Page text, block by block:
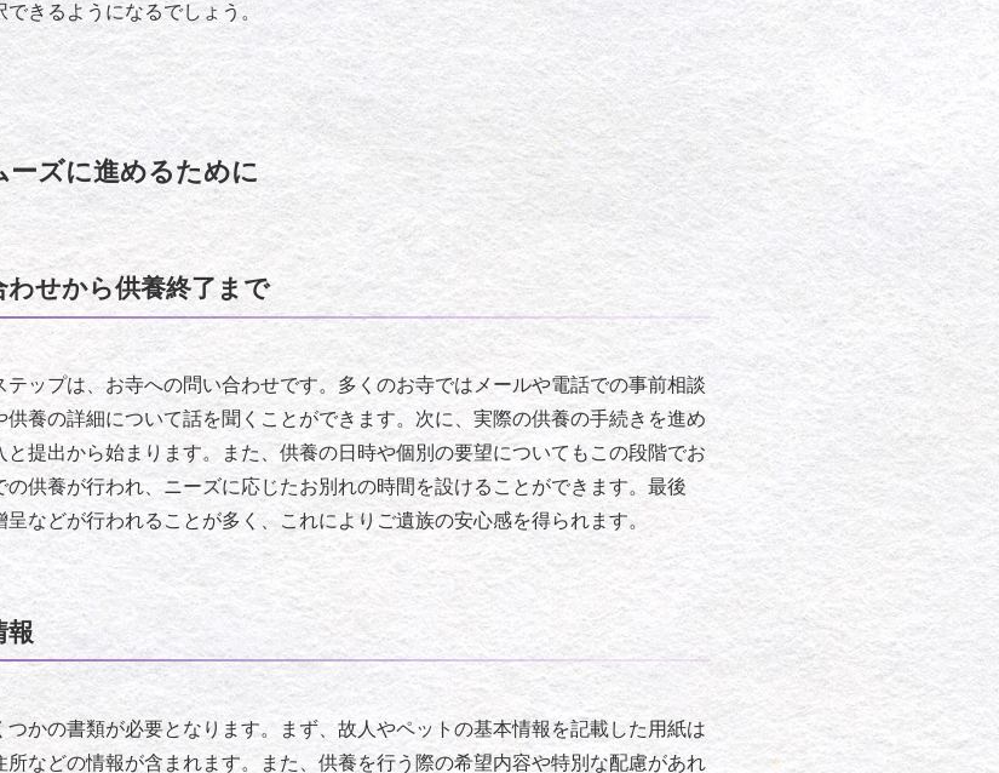
きるようになるでしょう。
ーズに進めるために
せから供養終了まで
ップは、お寺への問い合わせです。多くのお寺ではメールや電話での事前相談
養の詳細について話を聞くことができます。次に、実際の供養の手続きを進め
提出から始まります。また、供養の日時や個別の要望についてもこの段階でお
供養が行われ、ニーズに応じたお別れの時間を設けることができます。最後
などが行われることが多く、これによりご遺族の安心感を得られます。
報
かの書類が必要となります。まず、故人やペットの基本情報を記載した用紙は
などの情報が含まれます。また、供養を行う際の希望内容や特別な配慮があれ